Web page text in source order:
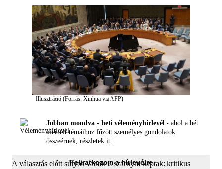
Illusztráció (Forrás: Xinhua via AFP)
Jobban mondva - heti véleményhírlevél - ahol a hét
kiemelt témáihoz fűzött személyes gondolatok
összeérnek, részletek itt.
Feliratkozom a hírlevélre
A választás előtt súlyos vádak is szárnyra kaptak: kritikus